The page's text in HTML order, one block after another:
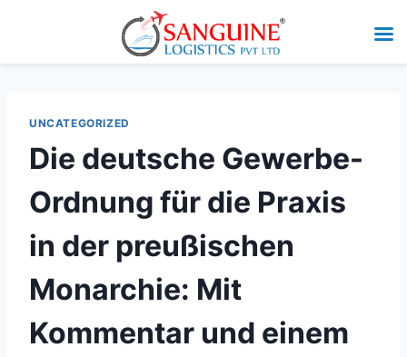
UNCATEGORIZED
Die deutsche Gewerbe-
Ordnung für die Praxis
in der preußischen
Monarchie: Mit
Kommentar und einem